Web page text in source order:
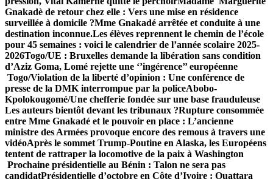
Gnakadè de retour chez elle : Vers une mise en résidence
surveillée à domicile ?Mme Gnakadé arrêtée et conduite à une
destination inconnue.Les élèves reprennent le chemin de l’école
pour 45 semaines : voici le calendrier de l’année scolaire 2025-
2026Togo/UE : Bruxelles demande la libération sans condition
d’Aziz Goma, Lomé rejette une ‘’ingérence’’ européenne
Togo/Violation de la liberté d’opinion : Une conférence de
presse de la DMK interrompue par la policeAbobo-
Kpolokougomé/Une chefferie fondée sur une base frauduleuse
Les auteurs bientôt devant les tribunaux ?Rupture consommée
entre Mme Gnakadé et le pouvoir en place : L’ancienne
ministre des Armées provoque encore des remous à travers une
vidéoAprès le sommet Trump-Poutine en Alaska, les Européens
tentent de rattraper la locomotive de la paix à Washington
Prochaine présidentielle au Bénin : Talon ne sera pas
candidatPrésidentielle d’octobre en Côte d’Ivoire : Ouattara